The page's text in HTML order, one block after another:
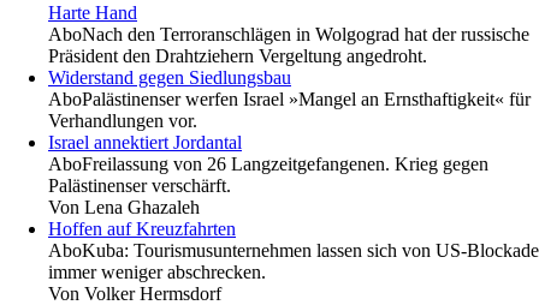
Harte Hand
AboNach den Terroranschlägen in Wolgograd hat der russische
Präsident den Drahtziehern Vergeltung angedroht.
Widerstand gegen Siedlungsbau
AboPalästinenser werfen Israel »Mangel an Ernsthaftigkeit« für
Verhandlungen vor.
Israel annektiert Jordantal
AboFreilassung von 26 Langzeitgefangenen. Krieg gegen
Palästinenser verschärft.
Von Lena Ghazaleh
Hoffen auf Kreuzfahrten
AboKuba: Tourismusunternehmen lassen sich von US-Blockade
immer weniger abschrecken.
Von Volker Hermsdorf